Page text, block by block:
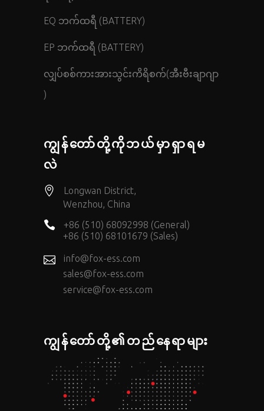
EQ ဘက်ထရီ (BATTERY)
EP ဘက်ထရီ (BATTERY)
လျှပ်စစ်ကားအားသွင်းကိရိစက်(အီးဗီးချာဂျာ
)
ကျွန်တော်တို့ကိုဘယ်မှာရှာရမ
လဲ
Longwan District,
Wenzhou, China
+86 (510) 68092998 (General)
+86 (510) 68101679 (Sales)
info@fox-ess.com
sales@fox-ess.com
service@fox-ess.com
ကျွန်တော်တို့၏တည်နေရာများ